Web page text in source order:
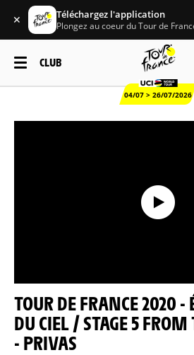
✕ Téléchargez l'application
Plongez au coeur du Tour de
CLUB
04/07 > 26/07/2026
TOUR DE FRANCE 2020 - ÉTAPE 5 VUE
DU CIEL / STAGE 5
- PRIVAS